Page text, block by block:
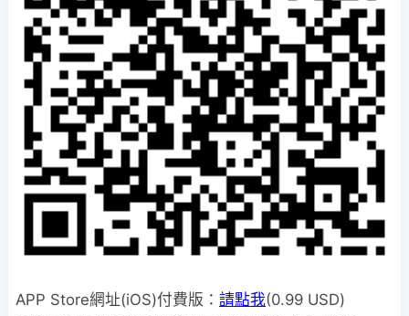
APP Store網址(iOS)付費版： 請點我(0.99 USD)